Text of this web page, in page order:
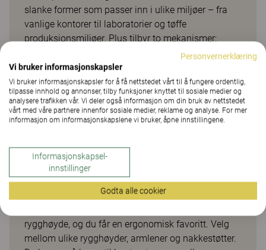
slanke former som passer inn i ulike miljøer – fra
vanlige kontorer til laboratorier og tøffe
produksjonsmiljøer. Plus tilbyr to mekanismer:
FreeFloat™ eller Synchrone™. Synchrone™ er en
vippemekanisme som lar setet og rygg bevege seg
på en myk og balansert måte i forhold til hverandre,
og passer godt for brukere som ønsker en aktiv og
kontrollert sittestilling. FreeFloat™ er en mekanisme
som oppmuntrer til bevegelse og bidrar til at man
kroppens bevegelser uavhengig av hverandre. Med
fokus på naturlige bevegelser og en aktiv
sittestilling har Plus en fantastisk fleksibilitet og
uendelige valgmuligheter. Legg til
rygghøyde, og du får en ergonomisk favoritt. Velg
mellom ulike rygghøyder, armlener og nakkestøtter.
Personvernerklæring
Vi bruker informasjonskapsler
Vi bruker informasjonskapsler for å få nettstedet vårt til å fungere ordentlig,
tilpasse innhold og annonser, tilby funksjoner knyttet til sosiale medier og
analysere trafikken vår. Vi deler også informasjon om din bruk av nettstedet
vårt med våre partnere innenfor sosiale medier, reklame og analyse. For mer
informasjon om informasjonskapslene vi bruker, åpne innstillingene.
Informasjonskapsel-
innstillinger
Godta alle cookier